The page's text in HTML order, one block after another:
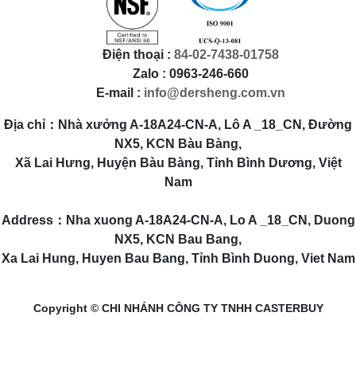
Điện thoại : 84-02-7438-01758
Zalo : 0963-246-660
E-mail : info@dersheng.com.vn
Địa chỉ：Nhà xưởng A-18A24-CN-A, Lô A _18_CN, Đường
NX5, KCN Bàu Bàng,
Xã Lai Hưng, Huyện Bàu Bàng, Tỉnh Bình Dương, Việt
Nam
Address：Nha xuong A-18A24-CN-A, Lo A _18_CN, Duong
NX5, KCN Bau Bang,
Xa Lai Hung, Huyen Bau Bang, Tỉnh Bình Duong, Viet Nam
Copyright © CHI NHÁNH CÔNG TY TNHH CASTERBUY